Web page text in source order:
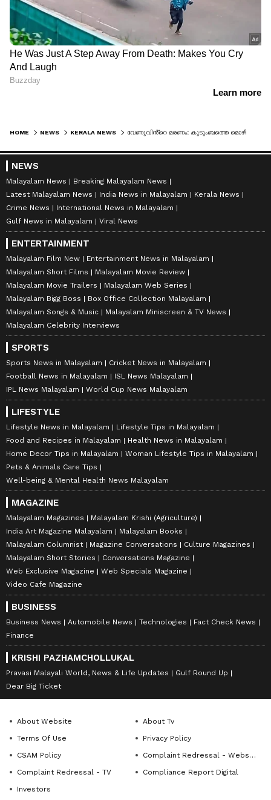
HOME NEWS KERALA NEWS
NEWS
Malayalam News
Breaking Malayalam News
Latest Malayalam News
India News in Malayalam
Kerala News
Crime News
International News in Malayalam
Gulf News in Malayalam
Viral News
ENTERTAINMENT
Malayalam Film New
Entertainment News in Malayalam
Malayalam Short Films
Malayalam Movie Review
Malayalam Movie Trailers
Malayalam Web Series
Malayalam Bigg Boss
Box Office Collection Malayalam
Malayalam Songs & Music
Malayalam Miniscreen & TV News
Malayalam Celebrity Interviews
SPORTS
Sports News in Malayalam
Cricket News in Malayalam
Football News in Malayalam
ISL News Malayalam
IPL News Malayalam
World Cup News Malayalam
LIFESTYLE
Lifestyle News in Malayalam
Lifestyle Tips in Malayalam
Food and Recipes in Malayalam
Health News in Malayalam
Home Decor Tips in Malayalam
Woman Lifestyle Tips in Malayalam
Pets & Animals Care Tips
Well-being & Mental Health News Malayalam
MAGAZINE
Malayalam Magazines
Malayalam Krishi (Agriculture)
India Art Magazine Malayalam
Malayalam Books
Malayalam Columnist
Magazine Conversations
Culture Magazines
Malayalam Short Stories
Conversations Magazine
Web Exclusive Magazine
Web Specials Magazine
Video Cafe Magazine
BUSINESS
Business News Automobile News Technologies
Fact Check News
Finance
KRISHI PAZHAMCHOLLUKAL
Pravasi Malayali World, News & Life Updates
Gulf Round Up
Dear Big Ticket
About Website
About Tv
Terms Of Use
Privacy Policy
CSAM Policy
Complaint Redressal - Website
Complaint Redressal - TV
Compliance Report Digital
Investors